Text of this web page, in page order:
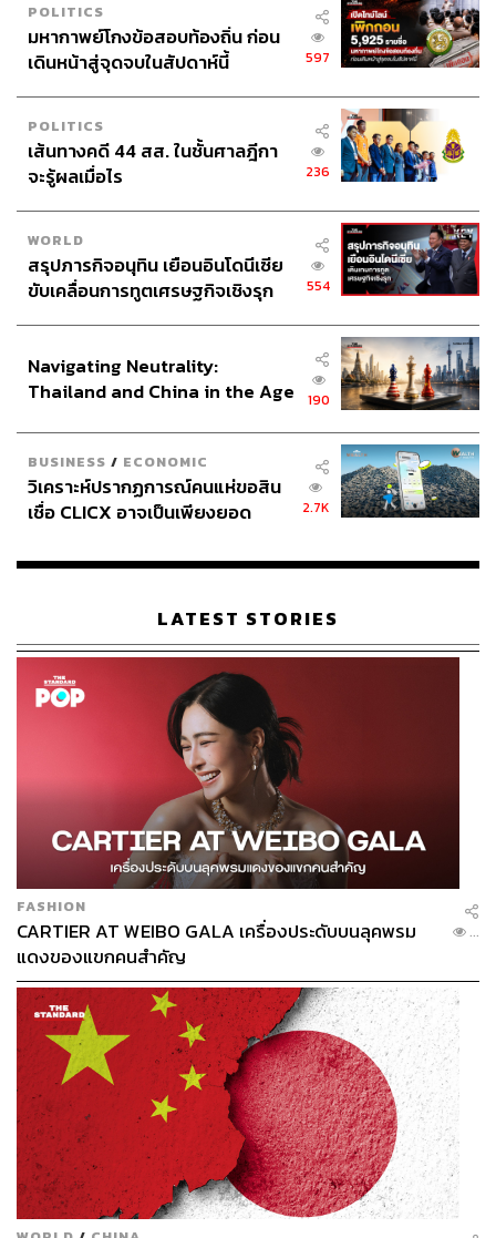
แต่ The Times รายงานว่า ฮิวจ์สเป็นคนที่ชื่นชอบในตัวของ
โรแบร์โต เด แซร์บี จนเคยคิดจะดึงมาคุมทีมบอร์นมัธแทน
สกอตต์ ปาร์กเกอร์ ที่อำลาทีมไปเมื่อปี 2022 เพียงแต่เกิด
ความล่าช้าในการเจรจาเพราะสโมสรมีการเปลี่ยนแปลง
เจ้าของ ทำให้ไบรท์ตันปาดหน้าคว้ากุนซือชาวอิตาลีไป
แทนที่ เกรแฮม พอตเตอร์ ได้ก่อน
ก็น่าสนใจว่า เด แซร์บี จะมีโอกาสได้รับการติดต่อจากฮิวจ์
สอีกครั้งหรือไม่ หรือจะเป็นใครอื่น
ส่วนงานสำคัญรองลงมาคือ การตัดสินอนาคตของ 3 แกน
หลักอย่าง ฟาน ไดจ์ค, ซาลาห์ และ เทรนต์ อเล็กซานเดอร์-
อาร์โนลด์ ที่รอการเจรจาต่อสัญญา ซึ่งเรื่องเงียบมานาน
เพราะสโมสรไม่มีคนดูแลจัดการในเรื่องนี้
ไปจนถึงการวางแผนสำหรับการปรับทัพเสริมทีมเพื่อสู้ศึกใน
ฤดูกาลนี้ แต่เชื่อว่าฮิวจ์สน่าจะแอบทำการบ้านมาพอสมควร
แล้วในตอนนี้
โดยที่การตัดสินใจของเขาจะมีความสำคัญต่ออนาคตของ
ลิเวอร์พูลเป็นอย่างยิ่ง
หงส์แดงจะโบยบินต่อหรือพอแค่นี้ อยู่ที่ผู้อำนวยการคนนี้เลย
อ้างอิง:
www.thetimes.co.uk/sport/football/article/liverpool-ric
hard-hughes-sporting-director-bk998gj6f
ข่าวที่เกี่ยวข้อง:
ไมเคิล เอ็ดเวิร์ดส์ กลับมารับงานที่ ลิเวอร์พูล อีกครั้ง พร้
อมได้ ริชาร์ด ฮิวจ์ส นั่ง ผอ.กีฬาหงส์แดงคนใหม่
การได้ ไมเคิล เอ็ดเวิร์ดส์ กลับมา สำคัญกับ ลิเวอร์พูล อ
ย่างไร?
‘Visualization’ วิธีฝึกจิตพิชิตประตูแบบ โม ซาลาห์
POLITICS
มหากาพย์โกงข้อสอบท้องถิ่น ก่อน
เดินหน้าสู่จุดจบในสัปดาห์นี้
597
POLITICS
เส้นทางคดี 44 สส. ในชั้นศาลฎีกา
จะรู้ผลเมื่อไร
236
WORLD
สรุปภารกิจอนุทิน เยือนอินโดนีเซีย
ขับเคลื่อนการทูตเศรษฐกิจเชิงรุก
554
Navigating Neutrality:
Thailand and China in the Age
190
BUSINESS / ECONOMIC
วิเคราะห์ปรากฏการณ์คนแห่ขอสิน
เชื่อ CLICX อาจเป็นเพียงยอด
เรือนไทยที่ถูกซุกไว้
2.7K
LATEST STORIES
FASHION
CARTIER AT WEIBO GALA เครื่องประดับบนลุคพรม
แดงของแขกคนสำคัญ
...